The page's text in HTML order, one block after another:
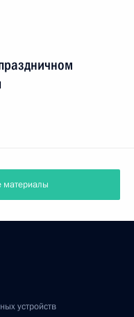
материалы
устройств